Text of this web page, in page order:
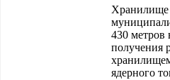
Хранилище
430 метров
получения
ядерного